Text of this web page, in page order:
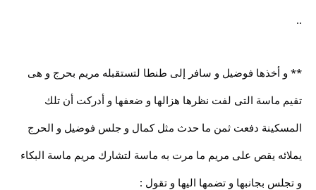
..
** و أخذها فوضيل و سافر إلى طنطا لتستقبله مريم بحرج و هى
تقيم ماسة التى لفت نظرها هزالها و ضعفها و أدركت أن تلك
المسكينة دفعت ثمن ما حدث مثل كمال و جلس فوضيل و الحرج
يملائه يقص على مريم ما مرت به ماسة لتشارك مريم ماسة البكاء
و تجلس بجانبها و تضمها اليها و تقول :